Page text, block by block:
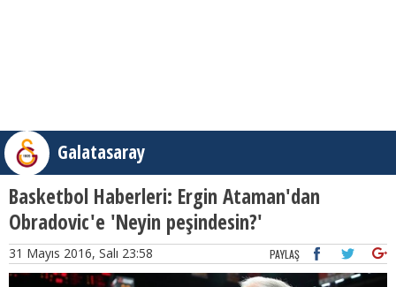
Galatasaray
Basketbol Haberleri: Ergin Ataman'dan
Obradovic'e 'Neyin peşindesin?'
31 Mayıs 2016, Salı 23:58 PAYLAŞ